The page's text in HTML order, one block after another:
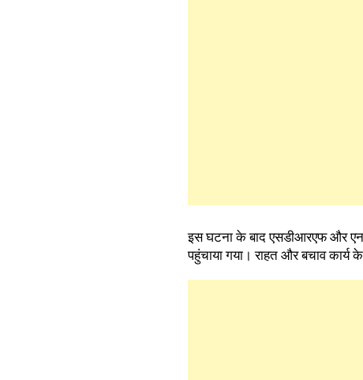
इस घटना के बाद एसडीआरएफ और
पहुंचाया गया। राहत और बचाव